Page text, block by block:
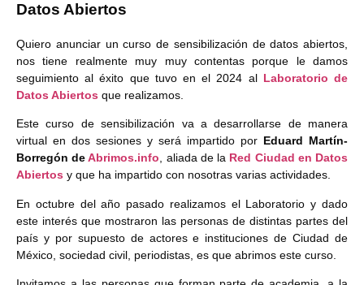
Datos Abiertos
Quiero anunciar un curso de sensibilización de datos abiertos,
nos tiene realmente muy muy contentas porque le damos
seguimiento al éxito que tuvo en el 2024 al Laboratorio de
Datos Abiertos que realizamos.
Este curso de sensibilización va a desarrollarse de manera
virtual en dos sesiones y será impartido por Eduard Martín-
Borregón deAbrimos.info, aliada de la Red Ciudad en Datos
Abiertos y que ha impartido con nosotras varias actividades.
En octubre del año pasado realizamos el Laboratorio y dado
este interés que mostraron las personas de distintas partes del
país y por supuesto de actores e instituciones de Ciudad de
México, sociedad civil, periodistas, es que abrimos este curso.